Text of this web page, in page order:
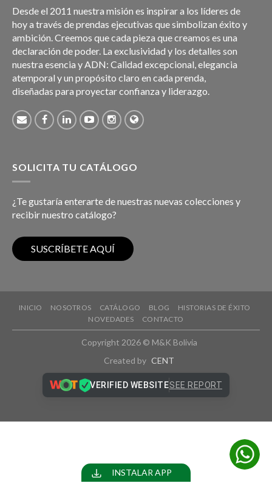
INSTALAR APP
Desde el 2011 nuestra misión es inspirar a los líderes de
hoy a través de prendas ejecutivas que simbolizan éxito y
ambición. Creemos que cada pieza que creamos es una
declaración de poder. La exclusividad y los detalles son
nuestra esencia y ADN: Calidad excepcional, elegancia
atemporal y un propósito claro en cada prenda,
diseñadas para proyectar confianza y liderazgo.
SOLICITA TU CATÁLOGO
¿Te gustaría enterarte de nuestras nuevas colecciones y
recibir nuestro catálogo?
INICIO NOSOTROS CATÁLOGO BLOG
HISTORIAS DE ÉXITO
NOVEDADES
CONTACTO
Copyright 2026 © M&K Bolivia
Created by CENT
VERIFIED WEBSITESEE REPORT